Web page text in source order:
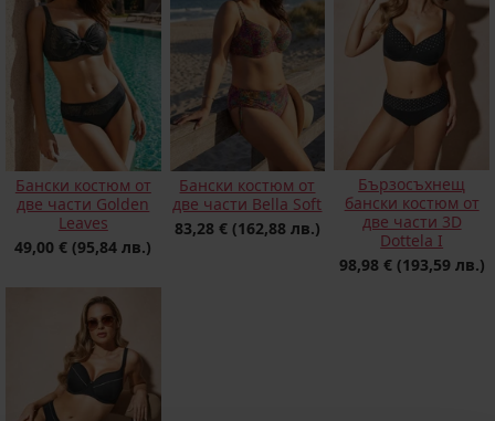
Бански костюм от
две части Golden
Leaves
49,00 € (95,84 лв.)
Бански костюм от
две части Bella Soft
83,28 € (162,88 лв.)
Бързосъхнещ
бански костюм от
две части 3D
Dottela I
98,98 € (193,59 лв.)